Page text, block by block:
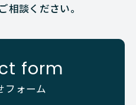
相談ください。
form
フォーム